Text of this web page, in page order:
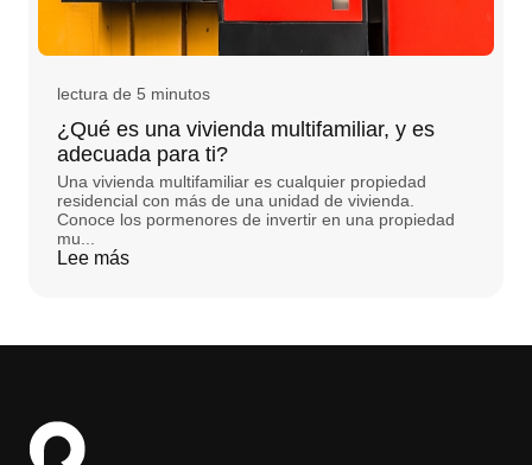
lectura de 5 minutos
¿Qué es una vivienda multifamiliar, y es
adecuada para ti?
Una vivienda multifamiliar es cualquier propiedad
residencial con más de una unidad de vivienda.
Conoce los pormenores de invertir en una propiedad
mu...
Lee más